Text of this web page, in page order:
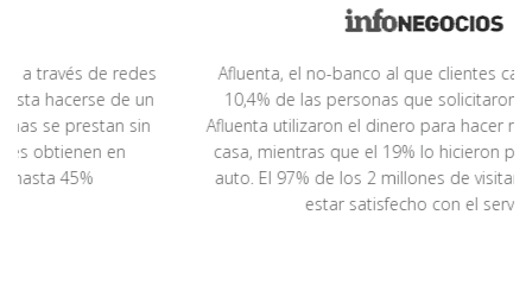
Afluenta, el no-banco al que clientes califican con casi
10,4% de las personas que solicitaron un crédito en
Afluenta utilizaron el dinero para hacer refacciones en su
casa, mientras que el 19% lo hicieron para comprar un
auto. El 97% de los 2 millones de visitantes al sitio dijo
estar satisfecho con el servicio.